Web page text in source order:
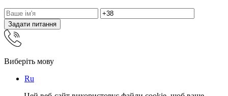
Задати питання
Виберіть мову
Ru